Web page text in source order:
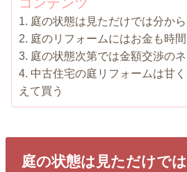
庭の状態は見ただけでは分か
庭のリフォームにはお金も時
庭の状態次第では金額交渉の
中古住宅の庭リフォームは甘
えて買う
庭の状態は見ただけで